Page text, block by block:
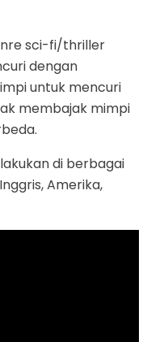
sci-fi/thriller
dengan
untuk mencuri
membajak mimpi
di berbagai
Amerika,